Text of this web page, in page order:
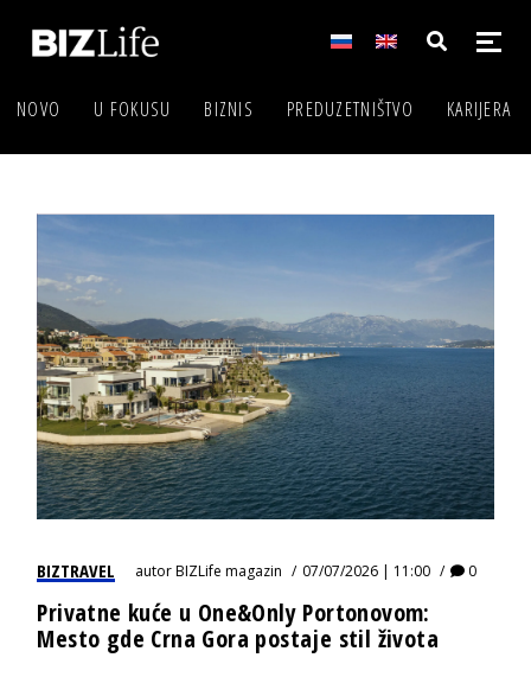
NOVO U FOKUSU BIZNIS PREDUZETNIŠTVO KARIJERA
BIZTRAVEL autorBIZLife magazin 07/07/2026 | 11:00 0
Privatne kuće u One&Only Portonovom:
Mesto gde Crna Gora postaje stil života